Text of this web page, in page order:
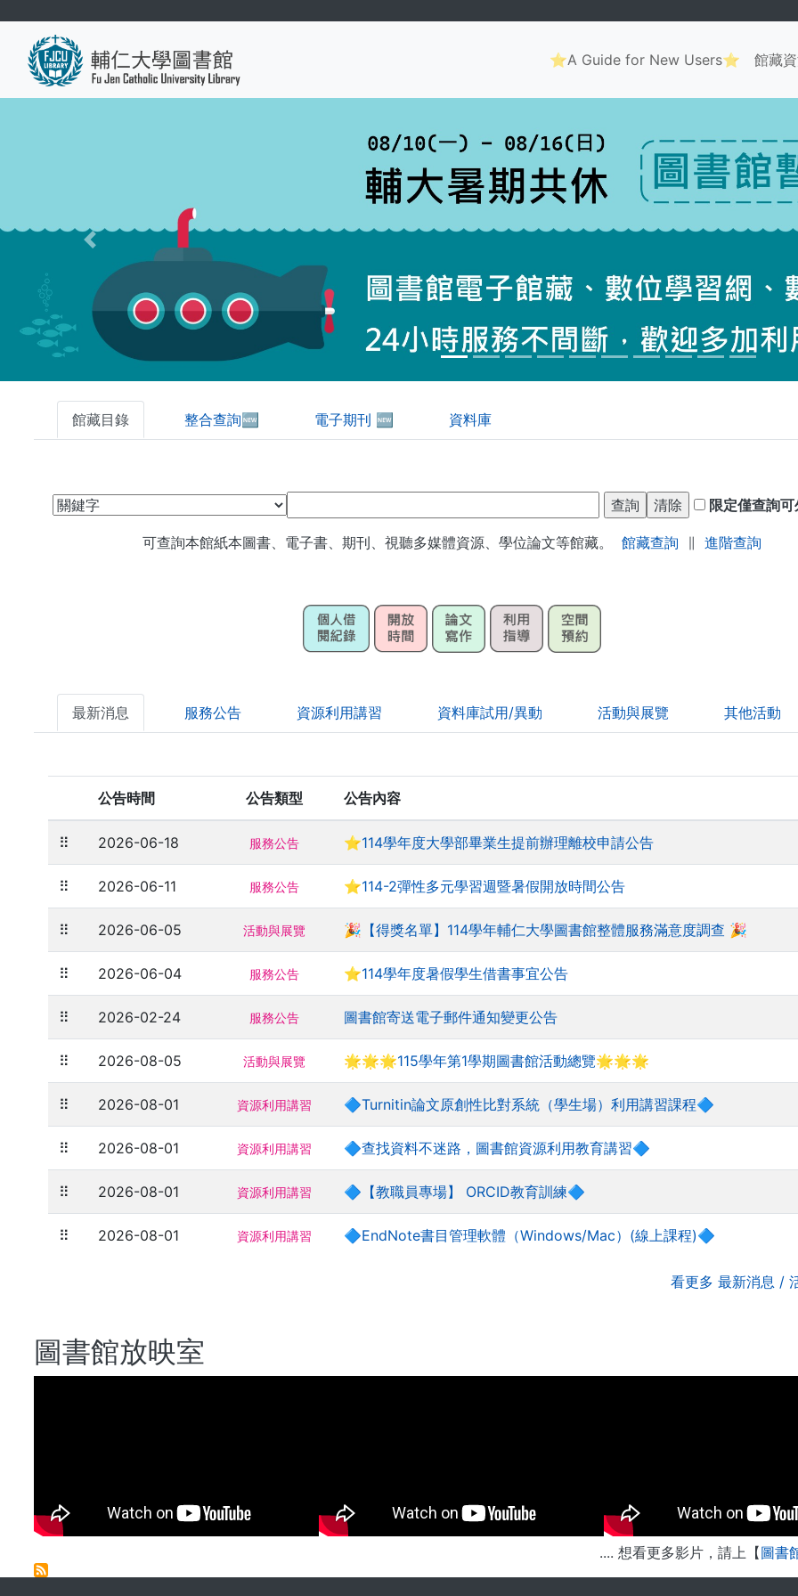
容
Main
navigation
⭐A Guide for New Users⭐ 館藏
館藏目錄 整合查詢🆕 電子期刊 🆕 資料庫
限定僅查詢
可查詢本館紙本圖書、電子書、期刊、視聽多媒體資源、學位論文等館藏。 館藏查詢 ∥ 進階查詢
最新消息 服務公告 資源利用講習 資料庫試用/異動 活動與展覽 其他活動
公告時間 公告類型 公告內容
⠿ 2026-06-18 服務公告 ⭐114學年度大學部畢業生提前辦理離校申請公告
⠿ 2026-06-11 服務公告 ⭐114-2彈性多元學習週暨暑假開放時間公告
⠿ 2026-06-05 活動與展覽 🎉【得獎名單】114學年輔仁大學圖書館整體服務滿意度調查 🎉
⠿ 2026-06-04 服務公告 ⭐114學年度暑假學生借書事宜公告
⠿ 2026-02-24 服務公告 圖書館寄送電子郵件通知變更公告
⠿ 2026-08-05 活動與展覽 🌟🌟🌟115學年第1學期圖書館活動總覽🌟🌟🌟
⠿ 2026-08-01 資源利用講習 🔷Turnitin論文原創性比對系統（學生場）利用講習課程🔷
⠿ 2026-08-01 資源利用講習 🔷查找資料不迷路，圖書館資源利用教育講習🔷
⠿ 2026-08-01 資源利用講習 🔷【教職員專場】 ORCID教育訓練🔷
⠿ 2026-08-01 資源利用講習 🔷EndNote書目管理軟體（Windows/Mac）(線上課程)🔷
看更多 最新消息 /
圖書館放映室
.... 想看更多影片，請上【圖書